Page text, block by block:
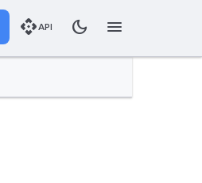
apiAPI dark_mode menu